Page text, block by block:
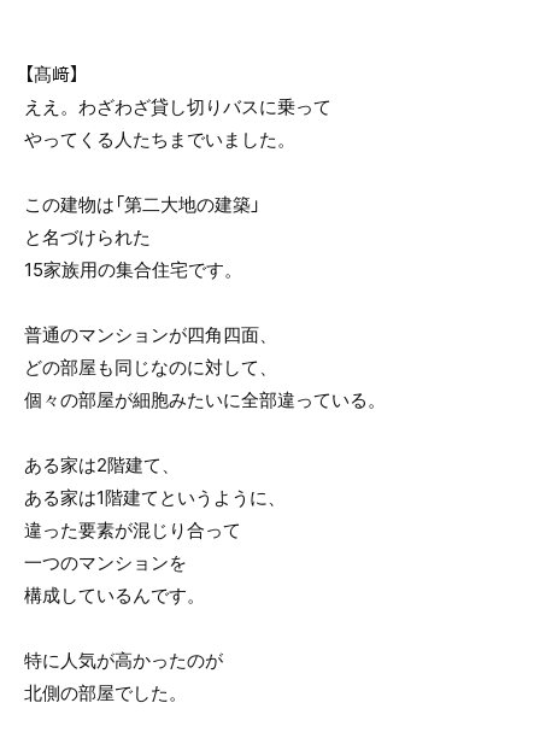
【髙﨑】
ええ。わざわざ貸し切りバスに乗って
やってくる人たちまでいました。
この建物は「第二大地の建築」
と名づけられた
15家族用の集合住宅です。
普通のマンションが四角四面、
どの部屋も同じなのに対して、
個々の部屋が細胞みたいに全部違っている。
ある家は2階建て、
ある家は1階建てというように、
違った要素が混じり合って
一つのマンションを
構成しているんです。
特に人気が高かったのが
北側の部屋でした。